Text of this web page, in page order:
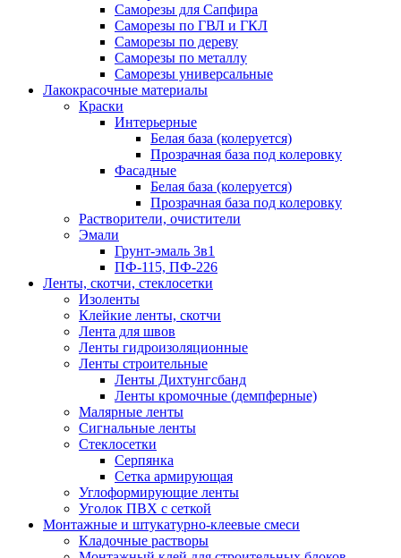
Саморезы для Сапфира
Саморезы по ГВЛ и ГКЛ
Саморезы по дереву
Саморезы по металлу
Саморезы универсальные
Лакокрасочные материалы
Краски
Интерьерные
Белая база (колеруется)
Прозрачная база под колеровку
Фасадные
Белая база (колеруется)
Прозрачная база под колеровку
Растворители, очистители
Эмали
Грунт-эмаль 3в1
ПФ-115, ПФ-226
Ленты, скотчи, стеклосетки
Изоленты
Клейкие ленты, скотчи
Лента для швов
Ленты гидроизоляционные
Ленты строительные
Ленты Дихтунгсбанд
Ленты кромочные (демпферные)
Малярные ленты
Сигнальные ленты
Стеклосетки
Серпянка
Сетка армирующая
Углоформирующие ленты
Уголок ПВХ с сеткой
Монтажные и штукатурно-клеевые смеси
Кладочные растворы